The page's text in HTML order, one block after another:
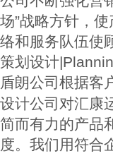
场”战略方针，
络和服务队伍使
策划设计
盾朗公司根据客
设计公司对汇康
简而有力的产品
度。我们用符合